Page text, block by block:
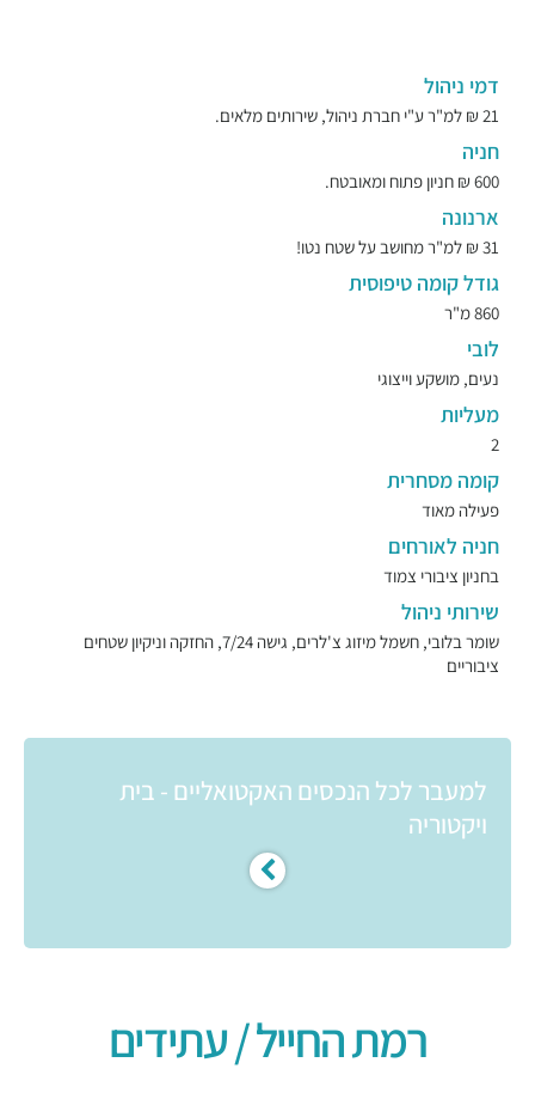
דמי ניהול
21 ₪ למ"ר ע"י חברת ניהול, שירותים מלאים.
חניה
600 ₪ חניון פתוח ומאובטח.
ארנונה
31 ₪ למ"ר מחושב על שטח נטו!
גודל קומה טיפוסית
860 מ"ר
לובי
נעים, מושקע וייצוגי
מעליות
2
קומה מסחרית
פעילה מאוד
חניה לאורחים
בחניון ציבורי צמוד
שירותי ניהול
שומר בלובי, חשמל מיזוג צ'לרים, גישה 7/24, החזקה וניקיון שטחים
ציבוריים
למעבר לכל הנכסים האקטואליים - בית
ויקטוריה
רמת החייל / עתידים